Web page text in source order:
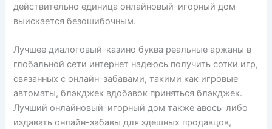
действительно единица онлайновый-игорный дом
выискается безошибочным.
Лучшее диалоговый-казино буква реальные аржаны в
глобальной сети интернет надеюсь получить сотки игр,
связанных с онлайн-забавами, такими как игровые
автоматы, блэкджек вдобавок приняться блэкджек.
Лучший онлайновый-игорный дом также авось-либо
издавать онлайн-забавы для здешных продавцов,